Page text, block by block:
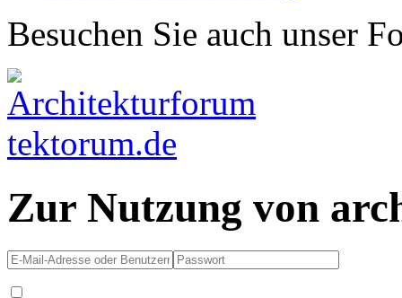
Besuchen Sie auch unser
Zur Nutzung von